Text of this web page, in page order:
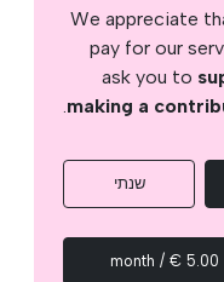
We appreciate
pay for our
ask you to
making a
.
שנתי
5.00 € / month